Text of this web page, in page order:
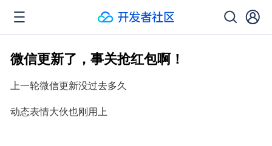
微信更新了，事关抢红包啊！
上一轮微信更新没过去多久
动态表情大伙也刚用上